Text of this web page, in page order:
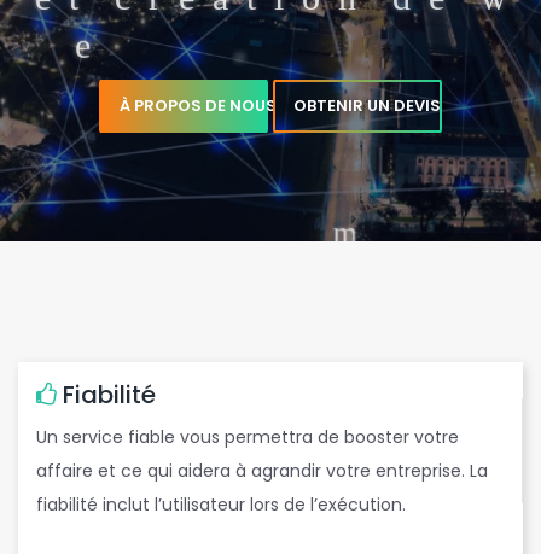
C
o
e t c r é
e
w
e b m a i l p r o . . .
À PROPOS DE NOUS OBTENIR UN DEVIS
Fiabilité
Un service fiable vous permettra de booster votre
affaire et ce qui aidera à agrandir votre entreprise. La
fiabilité inclut l’utilisateur lors de l’exécution.